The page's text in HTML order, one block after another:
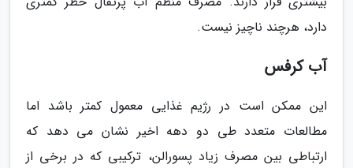
دارد، هرچند ناچیز نیست.
آب کرفس
این ممکن است در رژیم غذایی معمول کمتر باشد اما
مطالعات متعدد طی دو دهه اخیر نشان می دهد که
ارتباطی بین مصرف زیاد پسورالن، ترکیبی که در برخی از